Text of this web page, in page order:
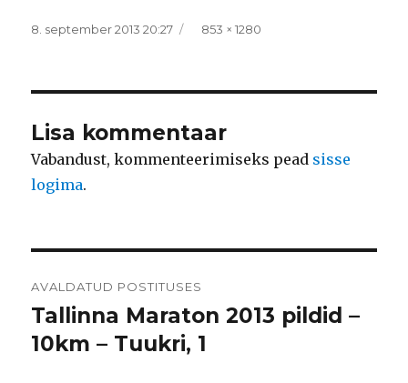
Postitatud
8. september 2013 20:27 Täissuurus
853 × 1280
Lisa kommentaar
Vabandust, kommenteerimiseks pead sisse
logima.
AVALDATUD POSTITUSES
Tallinna Maraton 2013 pildid –
10km – Tuukri, 1